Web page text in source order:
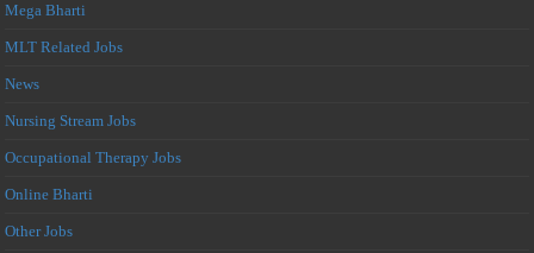
Mega Bharti
MLT Related Jobs
News
Nursing Stream Jobs
Occupational Therapy Jobs
Online Bharti
Other Jobs